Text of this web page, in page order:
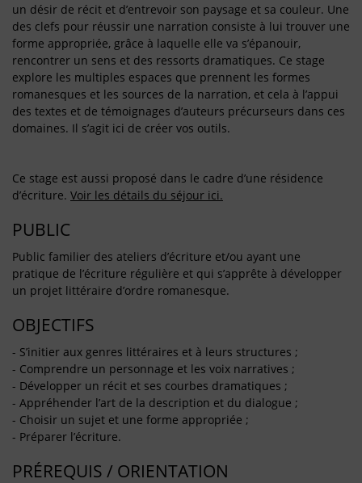
un désir de récit et d’entrevoir son paysage et sa couleur. Une
des clefs pour réussir une narration consiste à lui trouver une
forme appropriée, grâce à laquelle elle va s’épanouir,
rencontrer un sens et des ressorts dramatiques. Ce stage
explore les multiples espaces que prennent les formes
romanesques et les sources de la narration, et cela à l’appui
des textes et de témoignages d’auteurs précurseurs dans ces
domaines. Il s’agit ici de créer vos outils.
Ce stage est aussi proposé dans le cadre d’une résidence
d’écriture. Voir les détails du séjour ici.
PUBLIC
Public familier des ateliers d’écriture et/ou ayant une
pratique de l’écriture régulière et qui s’apprête à développer
un projet littéraire d’ordre romanesque.
OBJECTIFS
- S’initier aux genres littéraires et à leurs structures ;
- Comprendre un personnage et les voix narratives ;
- Développer un récit et ses courbes dramatiques ;
- Appréhender l’art de la description et du dialogue ;
- Choisir un sujet et une forme appropriée ;
- Préparer l’écriture.
PRÉREQUIS / ORIENTATION